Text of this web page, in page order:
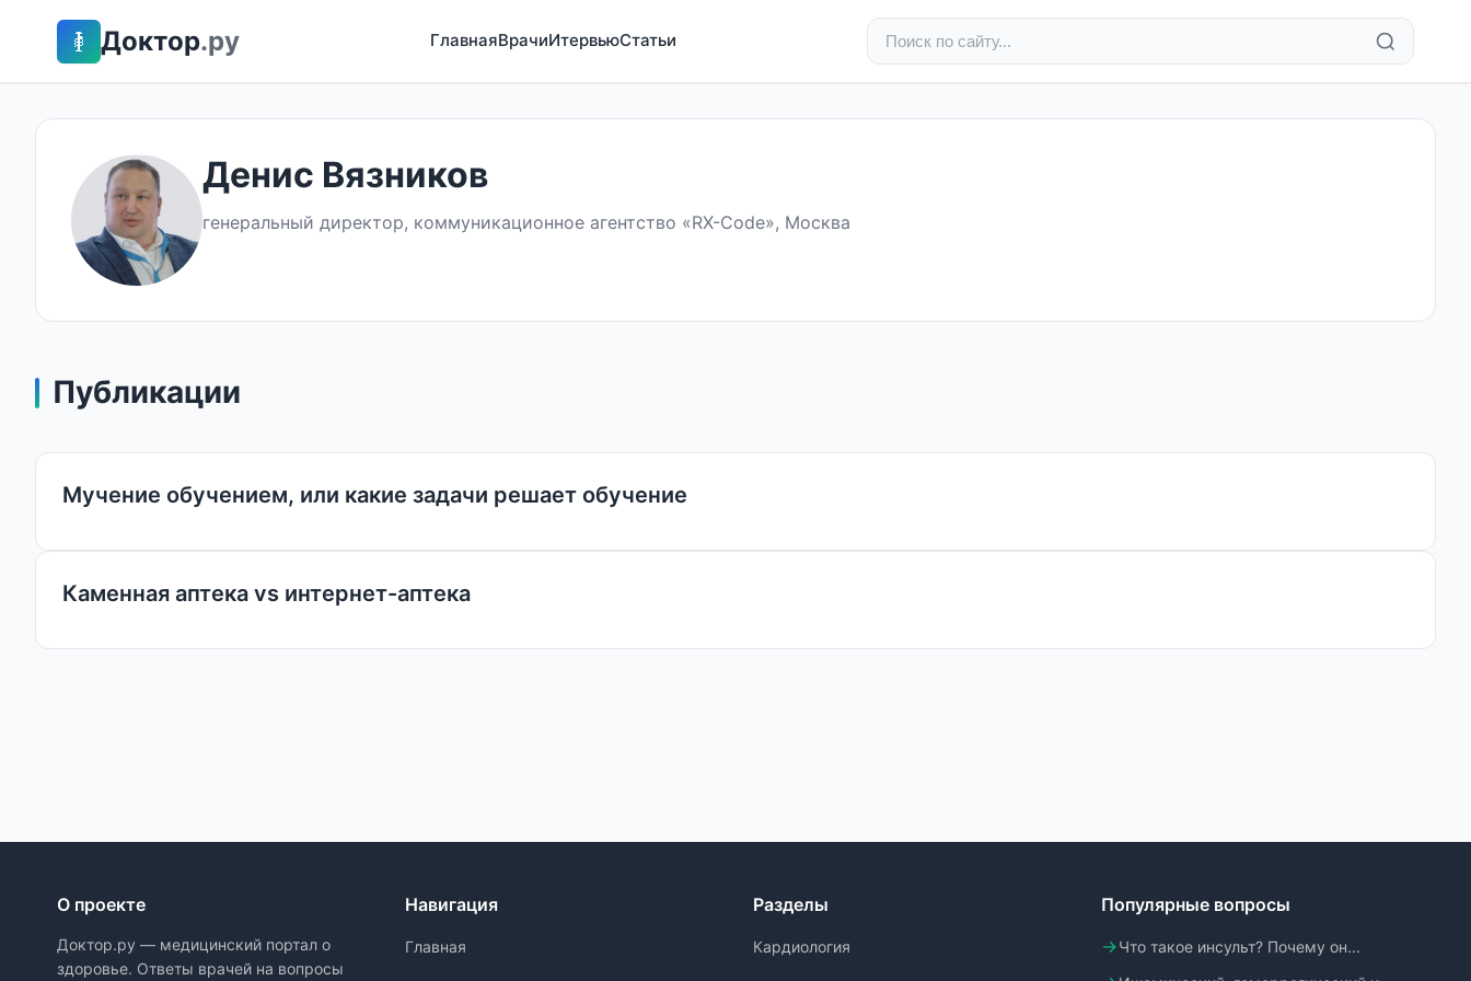
Доктор.ру ГлавнаяВрачиИтервьюСтатьи
Денис Вязников
генеральный директор, коммуникационное агентство «RX-Code», Москва
Публикации
Мучение обучением, или какие задачи решает обучение
Каменная аптека vs интернет-аптека
О проекте
Доктор.ру — медицинский портал о
здоровье. Ответы врачей на вопросы
Навигация
Главная
Разделы
Кардиология
Популярные вопросы
Что такое инсульт? Почему он...